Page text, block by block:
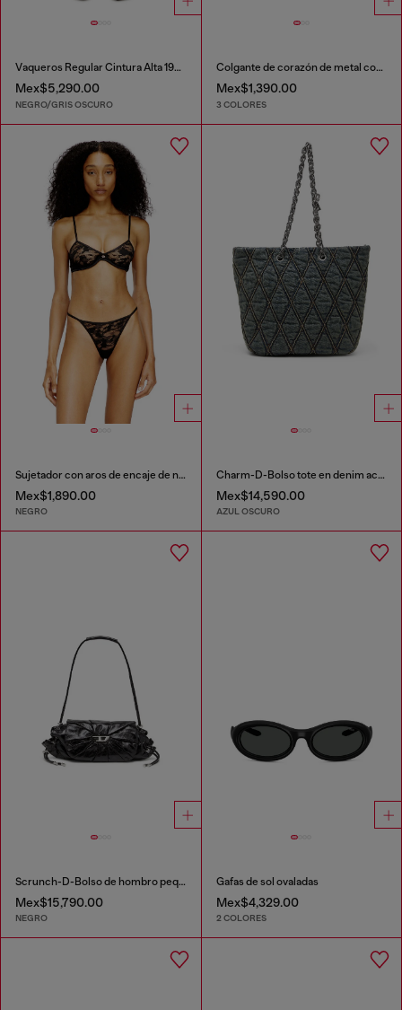
Vaqueros Regular Cintura Alta 1971 D-Sent
Mex$5,290.00
NEGRO/GRIS OSCURO
Colgante de corazón de metal con pedrería
Mex$1,390.00
3 COLORES
Sujetador con aros de encaje de nailon
Mex$1,890.00
NEGRO
Charm-D-Bolso tote en denim acolchado
Mex$14,590.00
AZUL OSCURO
Scrunch-D-Bolso de hombro pequeño de cuero arrugado
Mex$15,790.00
NEGRO
Gafas de sol ovaladas
Mex$4,329.00
2 COLORES